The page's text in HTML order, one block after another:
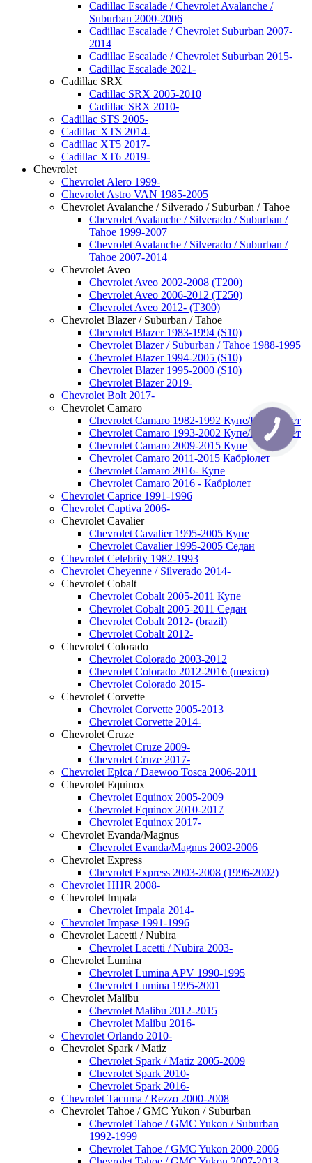
Cadillac Escalade / Chevrolet Avalanche /
Suburban 2000-2006
Cadillac Escalade / Chevrolet Suburban 2007-
2014
Cadillac Escalade / Chevrolet Suburban 2015-
Cadillac Escalade 2021-
Cadillac SRX
Cadillac SRX 2005-2010
Cadillac SRX 2010-
Cadillac STS 2005-
Cadillac XTS 2014-
Cadillac XT5 2017-
Cadillac ХТ6 2019-
Chevrolet
Chevrolet Alero 1999-
Chevrolet Astro VAN 1985-2005
Chevrolet Avalanche / Silverado / Suburban / Tahoe
Chevrolet Avalanche / Silverado / Suburban /
Tahoe 1999-2007
Chevrolet Avalanche / Silverado / Suburban /
Tahoe 2007-2014
Chevrolet Aveo
Chevrolet Aveo 2002-2008 (T200)
Chevrolet Aveo 2006-2012 (T250)
Chevrolet Aveo 2012- (T300)
Chevrolet Blazer / Suburban / Tahoe
Chevrolet Blazer 1983-1994 (S10)
Chevrolet Blazer / Suburban / Tahoe 1988-1995
Chevrolet Blazer 1994-2005 (S10)
Chevrolet Blazer 1995-2000 (S10)
Chevrolet Blazer 2019-
Chevrolet Bolt 2017-
Chevrolet Camaro
Chevrolet Camaro 1982-1992 Купе/Кабриолет
Chevrolet Camaro 1993-2002 Купе/Кабриолет
Chevrolet Camaro 2009-2015 Купе
Chevrolet Camaro 2011-2015 Кабріолет
Chevrolet Camaro 2016- Купе
Chevrolet Camaro 2016 - Кабріолет
Chevrolet Caprice 1991-1996
Chevrolet Captiva 2006-
Chevrolet Cavalier
Chevrolet Cavalier 1995-2005 Купе
Chevrolet Cavalier 1995-2005 Седан
Chevrolet Celebrity 1982-1993
Chevrolet Cheyenne / Silverado 2014-
Chevrolet Cobalt
Chevrolet Cobalt 2005-2011 Купе
Chevrolet Cobalt 2005-2011 Седан
Chevrolet Cobalt 2012- (brazil)
Chevrolet Cobalt 2012-
Chevrolet Colorado
Chevrolet Colorado 2003-2012
Chevrolet Colorado 2012-2016 (mexico)
Chevrolet Colorado 2015-
Chevrolet Corvette
Chevrolet Corvette 2005-2013
Chevrolet Corvette 2014-
Chevrolet Cruze
Chevrolet Cruze 2009-
Chevrolet Cruze 2017-
Chevrolet Epica / Daewoo Tosca 2006-2011
Chevrolet Equinox
Chevrolet Equinox 2005-2009
Chevrolet Equinox 2010-2017
Chevrolet Equinox 2017-
Chevrolet Evanda/Magnus
Chevrolet Evanda/Magnus 2002-2006
Chevrolet Express
Chevrolet Express 2003-2008 (1996-2002)
Chevrolet HHR 2008-
Chevrolet Impala
Chevrolet Impala 2014-
Chevrolet Impase 1991-1996
Chevrolet Lacetti / Nubira
Chevrolet Lacetti / Nubira 2003-
Chevrolet Lumina
Chevrolet Lumina APV 1990-1995
Chevrolet Lumina 1995-2001
Chevrolet Malibu
Chevrolet Malibu 2012-2015
Chevrolet Malibu 2016-
Chevrolet Orlando 2010-
Chevrolet Spark / Matiz
Chevrolet Spark / Matiz 2005-2009
Chevrolet Spark 2010-
Chevrolet Spark 2016-
Chevrolet Tacuma / Rezzo 2000-2008
Chevrolet Tahoe / GMC Yukon / Suburban
Chevrolet Tahoe / GMC Yukon / Suburban
1992-1999
Chevrolet Tahoe / GMC Yukon 2000-2006